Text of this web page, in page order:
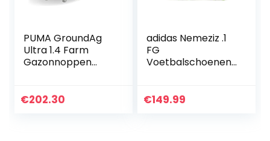
PUMA GroundAg
Ultra 1.4 Farm
Gazonnoppen
€202.30
adidas Nemeziz .1
FG
Voetbalschoenen
€149.99